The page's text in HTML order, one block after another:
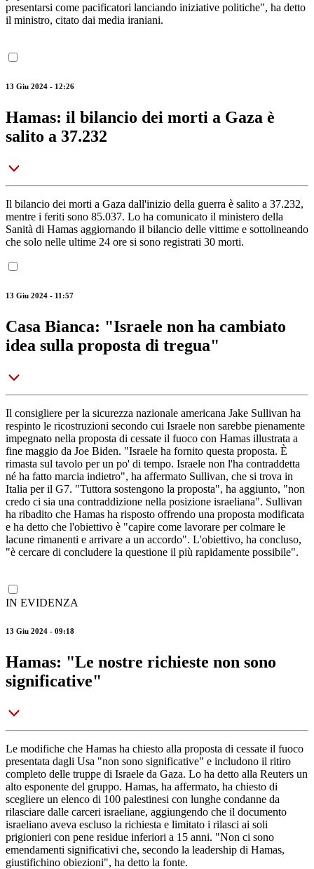
presentarsi come pacificatori lanciando iniziative politiche", ha detto
il ministro, citato dai media iraniani.
13 Giu 2024 - 12:26
Hamas: il bilancio dei morti a Gaza è
salito a 37.232
Il bilancio dei morti a Gaza dall'inizio della guerra è salito a 37.232,
mentre i feriti sono 85.037. Lo ha comunicato il ministero della
Sanità di Hamas aggiornando il bilancio delle vittime e sottolineando
che solo nelle ultime 24 ore si sono registrati 30 morti.
13 Giu 2024 - 11:57
Casa Bianca: "Israele non ha cambiato
idea sulla proposta di tregua"
Il consigliere per la sicurezza nazionale americana Jake Sullivan ha
respinto le ricostruzioni secondo cui Israele non sarebbe pienamente
impegnato nella proposta di cessate il fuoco con Hamas illustrata a
fine maggio da Joe Biden. "Israele ha fornito questa proposta. È
rimasta sul tavolo per un po' di tempo. Israele non l'ha contraddetta
né ha fatto marcia indietro", ha affermato Sullivan, che si trova in
Italia per il G7. "Tuttora sostengono la proposta", ha aggiunto, "non
credo ci sia una contraddizione nella posizione israeliana". Sullivan
ha ribadito che Hamas ha risposto offrendo una proposta modificata
e ha detto che l'obiettivo è "capire come lavorare per colmare le
lacune rimanenti e arrivare a un accordo". L'obiettivo, ha concluso,
"è cercare di concludere la questione il più rapidamente possibile".
IN EVIDENZA
13 Giu 2024 - 09:18
Hamas: "Le nostre richieste non sono
significative"
Le modifiche che Hamas ha chiesto alla proposta di cessate il fuoco
presentata dagli Usa "non sono significative" e includono il ritiro
completo delle truppe di Israele da Gaza. Lo ha detto alla Reuters un
alto esponente del gruppo. Hamas, ha affermato, ha chiesto di
scegliere un elenco di 100 palestinesi con lunghe condanne da
rilasciare dalle carceri israeliane, aggiungendo che il documento
israeliano aveva escluso la richiesta e limitato i rilasci ai soli
prigionieri con pene residue inferiori a 15 anni. "Non ci sono
emendamenti significativi che, secondo la leadership di Hamas,
giustifichino obiezioni", ha detto la fonte.